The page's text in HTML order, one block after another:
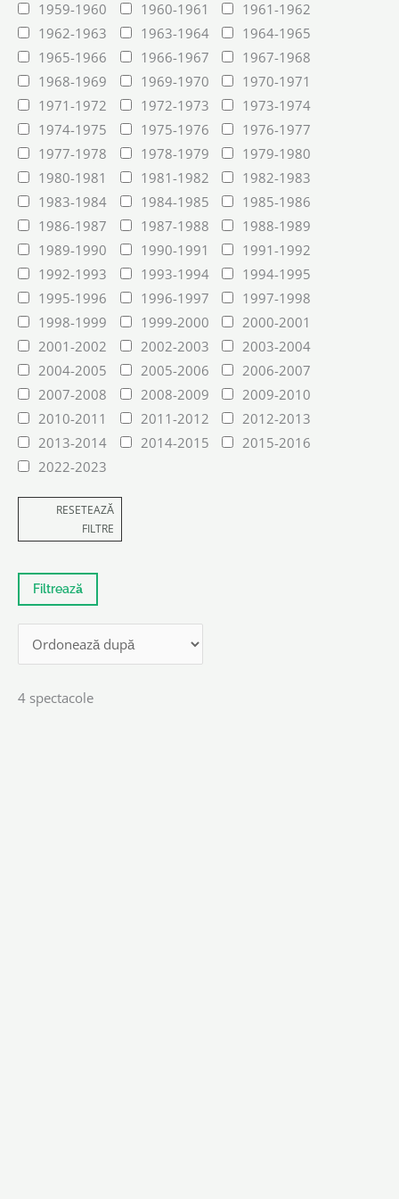
1959-1960
1960-1961
1961-1962
1962-1963
1963-1964
1964-1965
1965-1966
1966-1967
1967-1968
1968-1969
1969-1970
1970-1971
1971-1972
1972-1973
1973-1974
1974-1975
1975-1976
1976-1977
1977-1978
1978-1979
1979-1980
1980-1981
1981-1982
1982-1983
1983-1984
1984-1985
1985-1986
1986-1987
1987-1988
1988-1989
1989-1990
1990-1991
1991-1992
1992-1993
1993-1994
1994-1995
1995-1996
1996-1997
1997-1998
1998-1999
1999-2000
2000-2001
2001-2002
2002-2003
2003-2004
2004-2005
2005-2006
2006-2007
2007-2008
2008-2009
2009-2010
2010-2011
2011-2012
2012-2013
2013-2014
2014-2015
2015-2016
2022-2023
RESETEAZĂ
FILTRE
4 spectacole